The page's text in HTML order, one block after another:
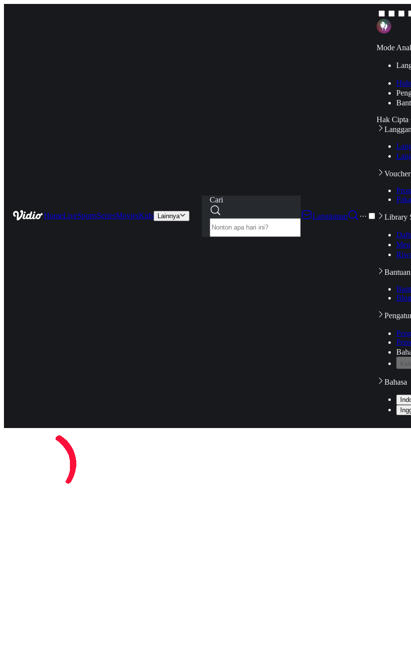
HomeLiveSportsSeriesMoviesKids Lainnya
Cari
Langganan
···
Mode
Hak
Library
Blog
Bahasa